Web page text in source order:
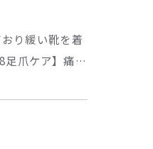
り緩い靴を着
足爪ケア】痛…